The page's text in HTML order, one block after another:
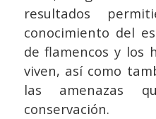
resultados
conocimiento del
de flamencos y los
viven, así como
las amenazas
conservación.